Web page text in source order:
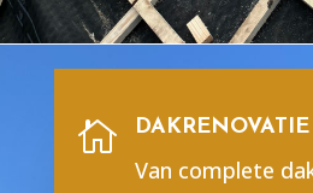

Van complete